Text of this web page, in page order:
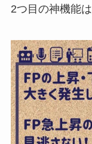
2つ目の神機能は